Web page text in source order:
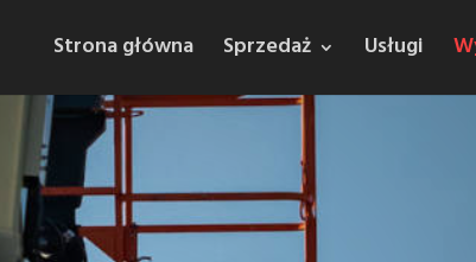
Strona główna Sprzedaż Usługi